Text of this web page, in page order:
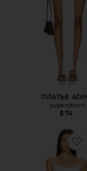
ПЛАТЬЕ
superdown
$74